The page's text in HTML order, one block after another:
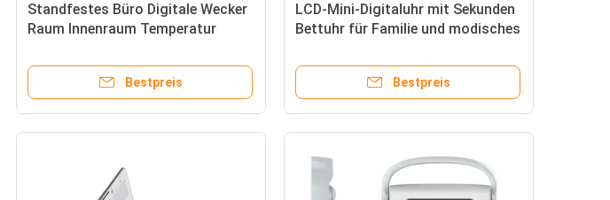
Standfestes Büro Digitale Wecker
Raum Innenraum Temperatur
Bestpreis
LCD-Mini-Digitaluhr mit Sekunden
Bettuhr für Familie und modisches
Bestpreis